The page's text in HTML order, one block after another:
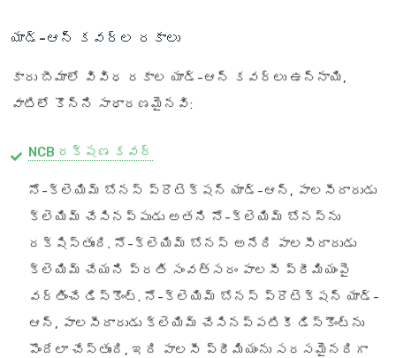
యాడ్-ఆన్ కవర్ల రకాలు
కారు బీమాలో వివిధ రకాల యాడ్-ఆన్ కవర్లు ఉన్నాయి,
వాటిలో కొన్ని సాధారణమైనవి:
NCB రక్షణ కవర్
నో-క్లెయిమ్ బోనస్ ప్రొటెక్షన్ యాడ్-ఆన్, పాలసీదారుడు
క్లెయిమ్ చేసినప్పుడు అతని నో-క్లెయిమ్ బోనస్‌ను
రక్షిస్తుంది. నో-క్లెయిమ్ బోనస్ అనేది పాలసీదారుడు
క్లెయిమ్ చేయని ప్రతి సంవత్సరం పాలసీ ప్రీమియంపై
వర్తించే డిస్కౌంట్. నో-క్లెయిమ్ బోనస్ ప్రొటెక్షన్ యాడ్-
ఆన్, పాలసీదారుడు క్లెయిమ్ చేసినప్పటికీ డిస్కౌంట్‌ను
పొందేలా చేస్తుంది, ఇది పాలసీ ప్రీమియంను సరసమైనదిగా